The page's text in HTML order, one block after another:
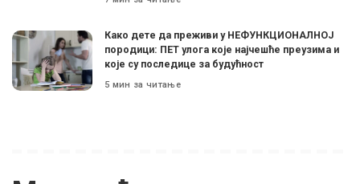
Како дете да преживи у НЕФУНКЦИОНАЛНОЈ
породици: ПЕТ улога које најчешће преузима и
које су последице за будућност
5 мин за читање